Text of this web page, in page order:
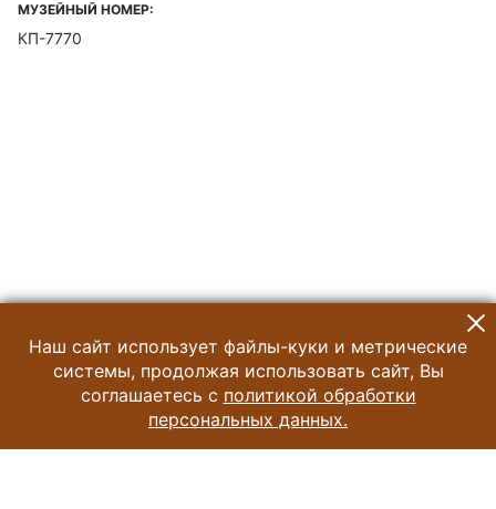
МУЗЕЙНЫЙ НОМЕР:
КП-7770
Наш сайт использует файлы-куки и метрические
системы, продолжая использовать сайт, Вы
соглашаетесь с политикой обработки
персональных данных.